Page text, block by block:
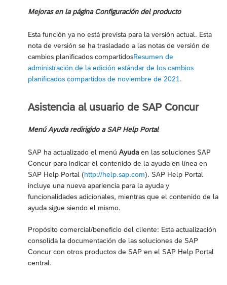
Mejoras en la página Configuración del producto
Esta función ya no está prevista para la versión actual. Esta
nota de versión se ha trasladado a las notas de versión de
cambios planificados compartidosResumen de
administración de la edición estándar de los cambios
planificados compartidos de noviembre de 2021.
Asistencia al usuario de SAP Concur
Menú Ayuda redirigido a SAP Help Portal
SAP ha actualizado el menú Ayuda en las soluciones SAP
Concur para indicar el contenido de la ayuda en línea en
SAP Help Portal (http://help.sap.com). SAP Help Portal
incluye una nueva apariencia para la ayuda y
funcionalidades adicionales, mientras que el contenido de la
ayuda sigue siendo el mismo.
Propósito comercial/beneficio del cliente: Esta actualización
consolida la documentación de las soluciones de SAP
Concur con otros productos de SAP en el SAP Help Portal
central.